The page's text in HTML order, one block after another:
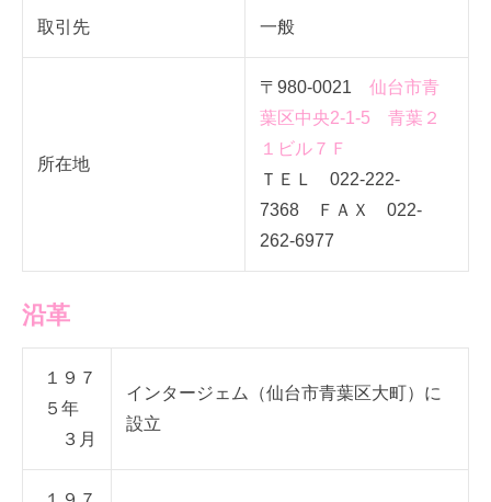
取引先 一般
所在地
〒980-0021仙台市青
葉区中央2-1-5 青葉２
１ビル７Ｆ
ＴＥＬ 022-222-
7368 ＦＡＸ 022-
262-6977
沿革
１９７
５年
３月
インタージェム（仙台市青葉区大町）に
設立